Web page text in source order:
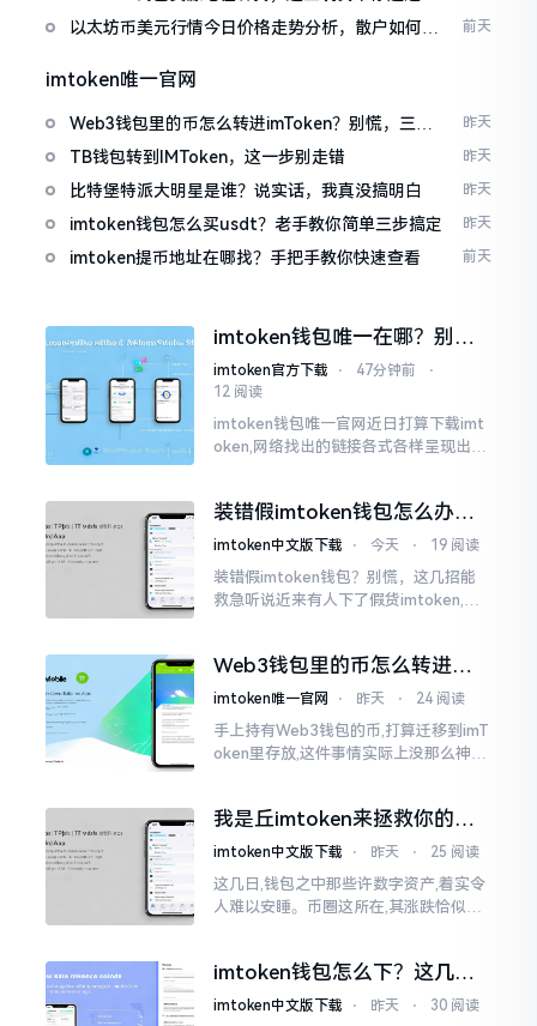
以太坊币美元行情今日价格走势分析，散户如何避
前天
imtoken唯一官网
Web3钱包里的币怎么转进imToken？别慌，三步
搞定
昨天
TB钱包转到IMToken，这一步别走错 昨天
比特堡特派大明星是谁？说实话，我真没搞明白 昨天
imtoken钱包怎么买usdt？老手教你简单三步搞定 昨天
imtoken提币地址在哪找？手把手教你快速查看 前天
imtoken钱包唯一在哪？别乱
点，小心假网站
imtoken官方下载 ⋅ 47分钟前
⋅
12 阅读
imtoken钱包唯一官网近日打算下载imt
oken,网络找出的链接各式各样呈现出乱
直忐忑不安。我折腾了好些日子
装错假imtoken钱包怎么办？
别慌，快卸载，这几招能救急
imtoken中文版下载 ⋅ 今天 ⋅ 19 阅读
装错假imtoken钱包？别慌，这几招能
救急听说近来有人下了假货imtoken,心
是陷阱。
Web3钱包里的币怎么转进
imToken？别慌，三步搞定
imtoken唯一官网 ⋅ 昨天 ⋅ 24 阅读
手上持有Web3钱包的币,打算迁移到imT
oken里存放,这件事情实际上没那么神秘
我是丘imtoken来拯救你的钱
包
imtoken中文版下载 ⋅ 昨天 ⋅ 25 阅读
这几日,钱包之中那些许数字资产,着实令
人难以安睡。币圈这所在,其涨跌恰似翻
堆币
imtoken钱包怎么下？这几种
靠谱路子别走歪
imtoken中文版下载 ⋅ 昨天 ⋅ 30 阅读